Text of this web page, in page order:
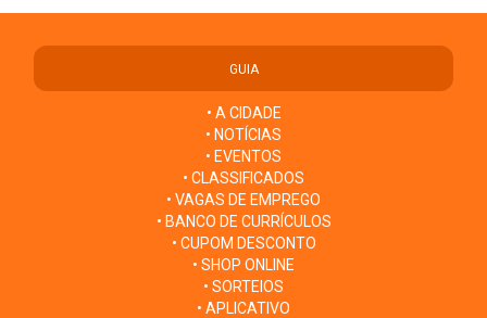
GUIA
• A CIDADE
• NOTÍCIAS
• EVENTOS
• CLASSIFICADOS
• VAGAS DE EMPREGO
• BANCO DE CURRÍCULOS
• CUPOM DESCONTO
• SHOP ONLINE
• SORTEIOS
• APLICATIVO